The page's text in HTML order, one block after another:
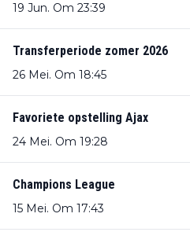
19 Jun. Om 23:39
Transferperiode zomer 2026
26 Mei. Om 18:45
Favoriete opstelling Ajax
24 Mei. Om 19:28
Champions League
15 Mei. Om 17:43